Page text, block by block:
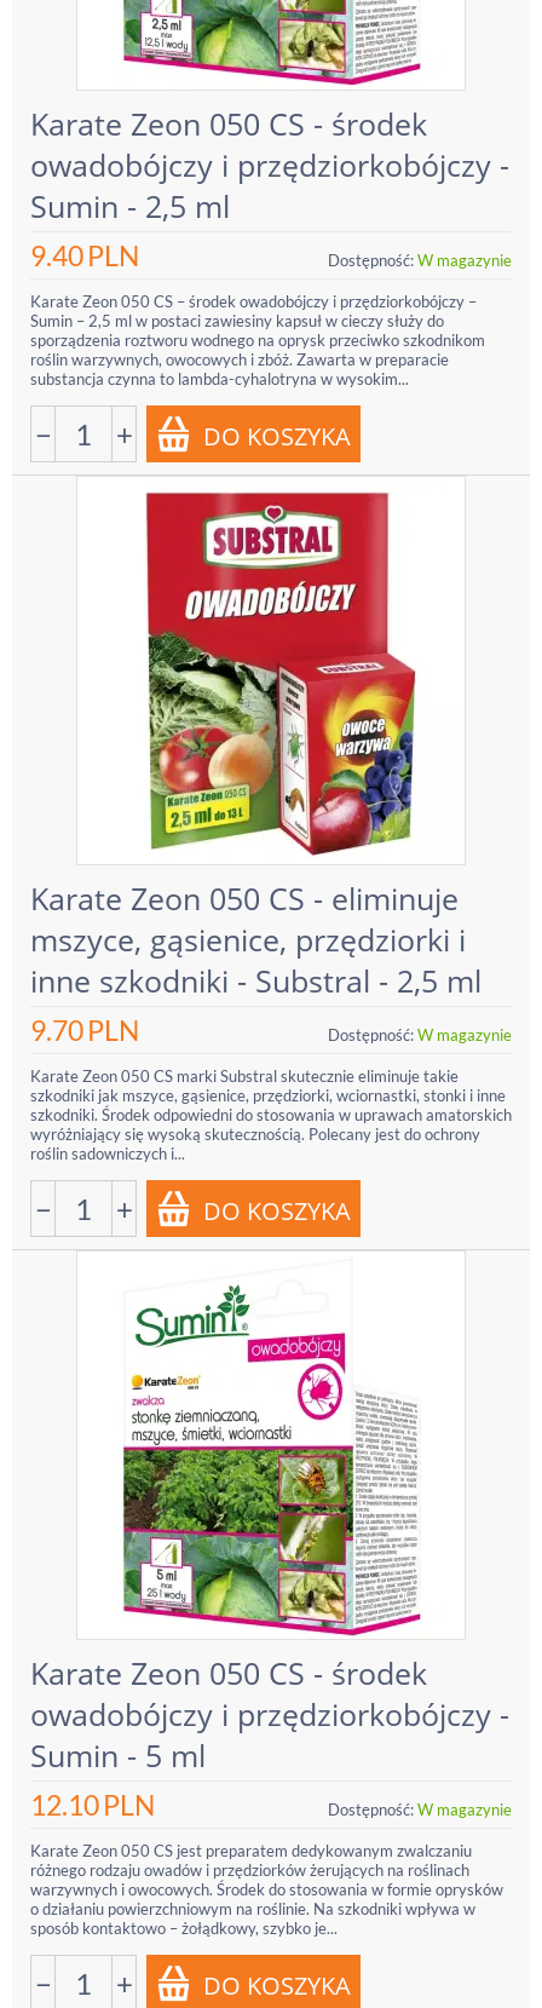
Karate Zeon 050 CS - środek
owadobójczy i przędziorkobójczy -
Sumin - 2,5 ml
9.40PLN Dostępność:W magazynie
Karate Zeon 050 CS – środek owadobójczy i przędziorkobójczy –
Sumin – 2,5 ml w postaci zawiesiny kapsuł w cieczy służy do
sporządzenia roztworu wodnego na oprysk przeciwko szkodnikom
roślin warzywnych, owocowych i zbóż. Zawarta w preparacie
substancja czynna to lambda-cyhalotryna w wysokim...
− +
Karate Zeon 050 CS - eliminuje
mszyce, gąsienice, przędziorki i
inne szkodniki - Substral - 2,5 ml
9.70PLN Dostępność:W magazynie
Karate Zeon 050 CS marki Substral skutecznie eliminuje takie
szkodniki jak mszyce, gąsienice, przędziorki, wciornastki, stonki i inne
szkodniki. Środek odpowiedni do stosowania w uprawach amatorskich
wyróżniający się wysoką skutecznością. Polecany jest do ochrony
roślin sadowniczych i...
− +
Karate Zeon 050 CS - środek
owadobójczy i przędziorkobójczy -
Sumin - 5 ml
12.10PLN Dostępność:W magazynie
Karate Zeon 050 CS jest preparatem dedykowanym zwalczaniu
różnego rodzaju owadów i przędziorków żerujących na roślinach
warzywnych i owocowych. Środek do stosowania w formie oprysków
o działaniu powierzchniowym na roślinie. Na szkodniki wpływa w
sposób kontaktowo – żołądkowy, szybko je...
− +